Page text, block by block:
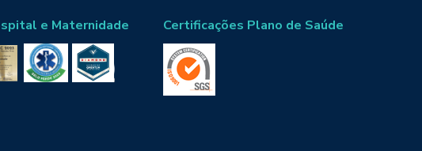
e Maternidade Certificações Plano de Saúde